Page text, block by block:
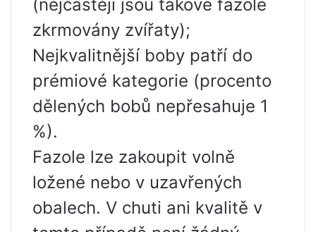
(nejčastěji jsou takové fazole
zkrmovány zvířaty);
Nejkvalitnější boby patří do
prémiové kategorie (procento
dělených bobů nepřesahuje 1
%).
Fazole lze zakoupit volně
ložené nebo v uzavřených
obalech. V chuti ani kvalitě v